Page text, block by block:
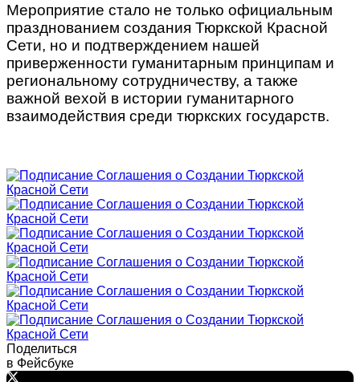
Мероприятие стало не только официальным
празднованием создания Тюркской Красной
Сети, но и подтверждением нашей
приверженности гуманитарным принципам и
региональному сотрудничеству, а также
важной вехой в истории гуманитарного
взаимодействия среди тюркских государств.
Поделиться
в Фейсбуке